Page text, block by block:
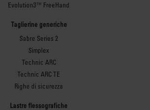
Evolution3™ FreeHand
Taglierine generiche
Sabre Series 2
Simplex
Technic ARC
Technic ARC TE
Righe di sicurezza
Lastre flessografiche